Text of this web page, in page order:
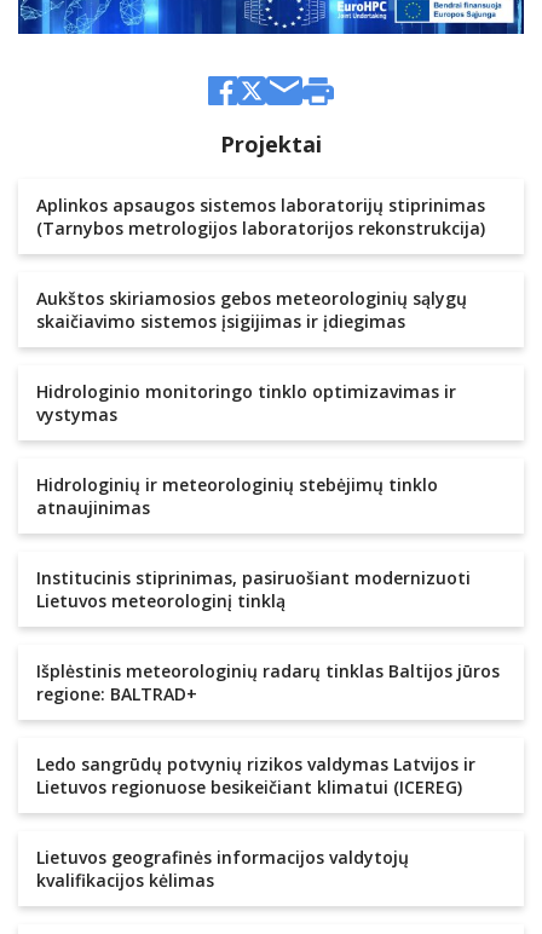
Projektai
Aplinkos apsaugos sistemos laboratorijų stiprinimas
(Tarnybos metrologijos laboratorijos rekonstrukcija)
Aukštos skiriamosios gebos meteorologinių sąlygų
skaičiavimo sistemos įsigijimas ir įdiegimas
Hidrologinio monitoringo tinklo optimizavimas ir
vystymas
Hidrologinių ir meteorologinių stebėjimų tinklo
atnaujinimas
Institucinis stiprinimas, pasiruošiant modernizuoti
Lietuvos meteorologinį tinklą
Išplėstinis meteorologinių radarų tinklas Baltijos jūros
regione: BALTRAD+
Ledo sangrūdų potvynių rizikos valdymas Latvijos ir
Lietuvos regionuose besikeičiant klimatui (ICEREG)
Lietuvos geografinės informacijos valdytojų
kvalifikacijos kėlimas